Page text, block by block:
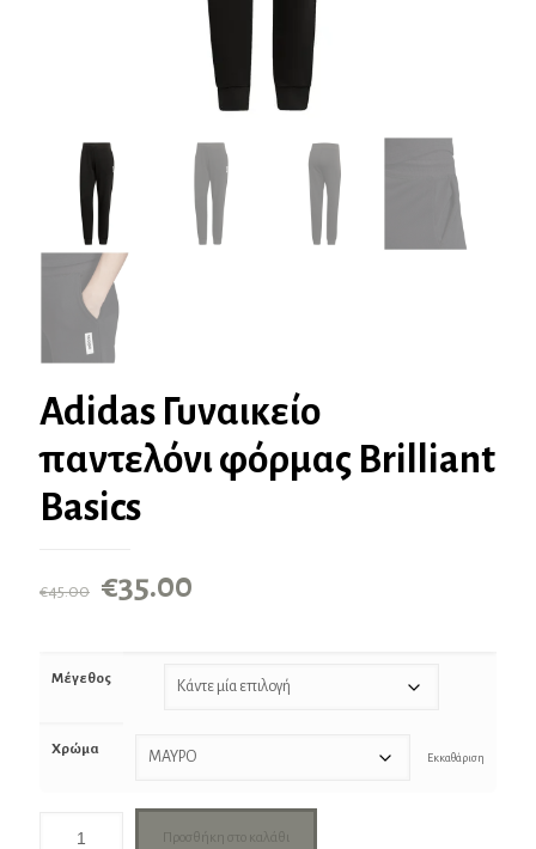
Adidas Γυναικείο
παντελόνι φόρμας Brilliant
Basics
€45.00
Original
€45.00.
€35.00
είναι:
Μέγεθος
Χρώμα
Εκκαθάριση
Προσθήκη στο καλάθι